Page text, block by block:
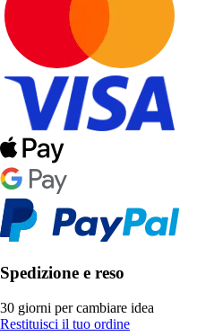
Spedizione e reso
30 giorni per cambiare idea
Restituisci il tuo ordine